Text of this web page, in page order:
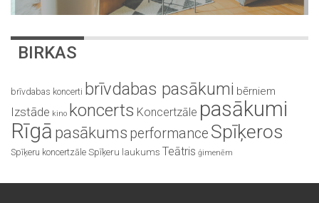
BIRKAS
brīvdabas koncerti brīvdabas pasākumi bērniem
Izstāde kino koncerts Koncertzāle pasākumi
Rīgā pasākums performance Spīķeros
Spīķeru koncertzāle Spīķeru laukums Teātris ģimenēm